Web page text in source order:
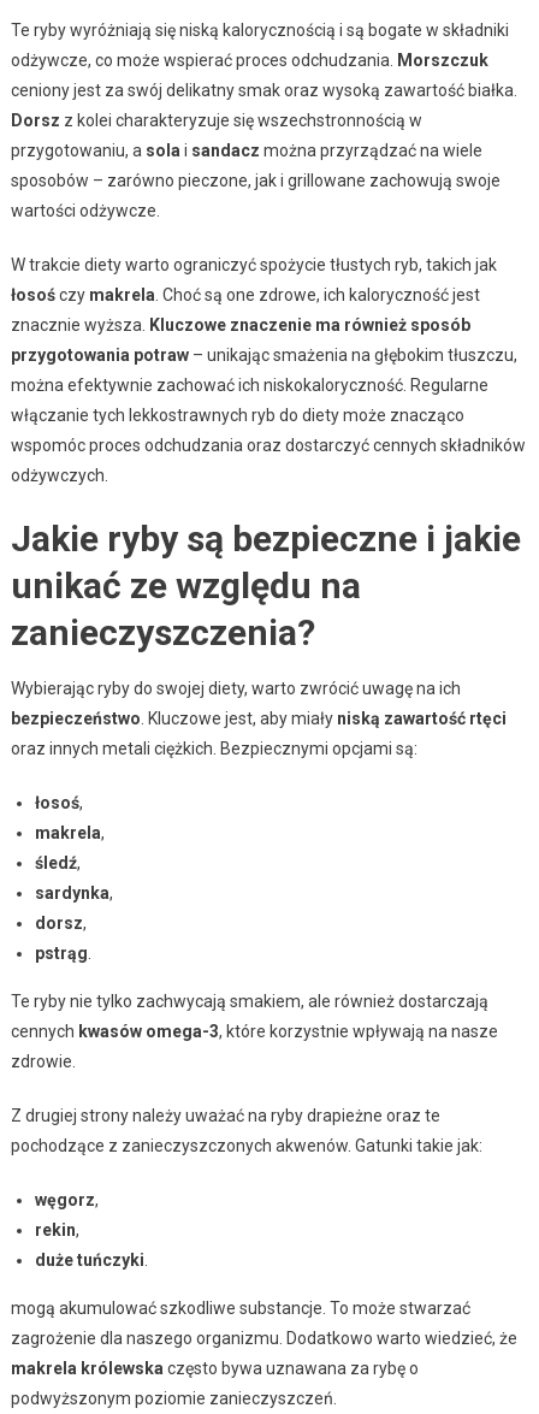
Te ryby wyróżniają się niską kalorycznością i są bogate w składniki
odżywcze, co może wspierać proces odchudzania.
Morszczuk
ceniony jest za swój delikatny smak oraz wysoką zawartość białka.
Dorsz z kolei charakteryzuje się wszechstronnością w
przygotowaniu, a sola i sandacz można przyrządzać na wiele
sposobów – zarówno pieczone, jak i grillowane zachowują swoje
wartości odżywcze.
W trakcie diety warto ograniczyć spożycie tłustych ryb, takich jak
łosośczy makrela . Choć są one zdrowe, ich kaloryczność jest
znacznie wyższa.
Kluczowe znaczenie ma również sposób
przygotowania potraw– unikając smażenia na głębokim tłuszczu,
można efektywnie zachować ich niskokaloryczność. Regularne
włączanie tych lekkostrawnych ryb do diety może znacząco
wspomóc proces odchudzania oraz dostarczyć cennych składników
odżywczych.
Jakie ryby są bezpieczne i jakie
unikać ze względu na
zanieczyszczenia?
Wybierając ryby do swojej diety, warto zwrócić uwagę na ich
bezpieczeństwo . Kluczowe jest, aby miały niską zawartość rtęci
oraz innych metali ciężkich. Bezpiecznymi opcjami są:
łosoś,
makrela,
śledź,
sardynka,
dorsz,
pstrąg
Te ryby nie tylko zachwycają smakiem, ale również dostarczają
cennych kwasów omega-3, które korzystnie wpływają na nasze
zdrowie.
Z drugiej strony należy uważać na ryby drapieżne oraz te
pochodzące z zanieczyszczonych akwenów. Gatunki takie jak:
węgorz,
rekin,
duże tuńczyki
mogą akumulować szkodliwe substancje. To może stwarzać
zagrożenie dla naszego organizmu. Dodatkowo warto wiedzieć, że
makrela królewska często bywa uznawana za rybę o
podwyższonym poziomie zanieczyszczeń.